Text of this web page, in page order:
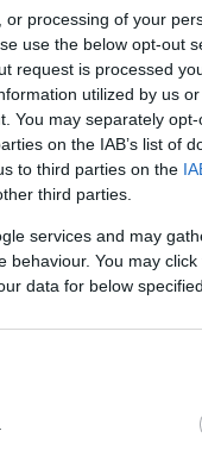
processing of your
use the below opt-out
request is processed
utilized by us
You may separately
on the IAB’s list of
to third parties on the
third parties.
services and may
behaviour. You may
data for below
Ha
Ne